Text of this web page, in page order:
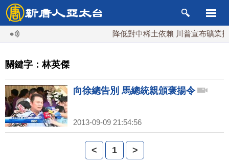
降低對中稀土依賴 川普宣布礦業投
關鍵字：林英傑
向徐總告別 馬總統親頒褒揚令
2013-09-09 21:54:56
< 1 >